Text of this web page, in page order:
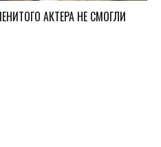
АКТЕРА НЕ СМОГЛИ